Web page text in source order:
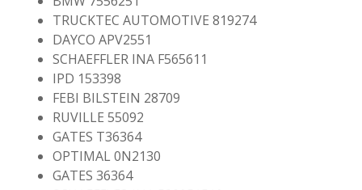
TRUCKTEC AUTOMOTIVE 819274
DAYCO APV2551
SCHAEFFLER INA F565611
IPD 153398
FEBI BILSTEIN 28709
RUVILLE 55092
GATES T36364
OPTIMAL 0N2130
GATES 36364